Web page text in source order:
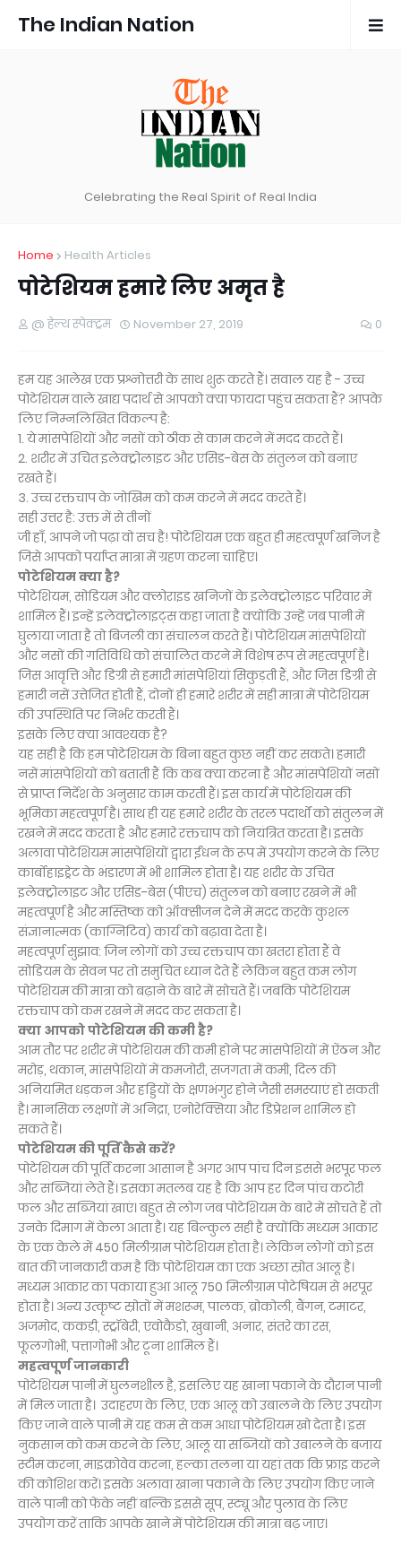
The Indian Nation
Celebrating the Real Spirit of Real India
Home Health Articles
पोटेशियम हमारे लिए अमृत है
@ हेल्थ स्पेक्ट्रम November 27, 2019 0
हम यह आलेख एक प्रश्नोत्तरी के साथ शुरू करते हैं। सवाल यह है - उच्च
पोटेशियम वाले खाद्य पदार्थ से आपको क्या फायदा पहुंच सकता हैं? आपके
लिए निम्नलिखित विकल्प है:
1. ये मांसपेशियों और नसों को ठीक से काम करने में मदद करते हैं।
2. शरीर में उचित इलेक्ट्रोलाइट और एसिड-बेस के संतुलन को बनाए
रखते हैं।
3. उच्च रक्तचाप के जोखिम को कम करने में मदद करते हैं।
सही उत्तर है: उक्त में से तीनों
जी हाँ, आपने जो पढ़ा वो सच है! पोटेशियम एक बहुत ही महत्वपूर्ण खनिज है
जिसे आपको पर्याप्त मात्रा में ग्रहण करना चाहिए।
पोटेशियम क्या है?
पोटेशियम, सोडियम और क्लोराइड खनिजों के इलेक्ट्रोलाइट परिवार में
शामिल हैं। इन्हें इलेक्ट्रोलाइट्स कहा जाता है क्योंकि उन्हें जब पानी में
घुलाया जाता है तो बिजली का संचालन करते हैं। पोटेशियम मांसपेशियों
और नसों की गतिविधि को संचालित करने में विशेष रूप से महत्वपूर्ण है।
जिस आवृत्ति और डिग्री से हमारी मांसपेशियां सिकुड़ती हैं, और जिस डिग्री से
हमारी नसें उत्तेजित होती हैं, दोनों ही हमारे शरीर में सही मात्रा में पोटेशियम
की उपस्थिति पर निर्भर करती हैं।
इसके लिए क्या आवश्यक है?
यह सही है कि हम पोटेशियम के बिना बहुत कुछ नहीं कर सकते। हमारी
नसें मांसपेशियों को बताती हैं कि कब क्या करना है और मांसपेशियों नसों
से प्राप्त निर्देश के अनुसार काम करती हैं। इस कार्य में पोटेशियम की
भूमिका महत्वपूर्ण है। साथ ही यह हमारे शरीर के तरल पदार्थों को संतुलन में
रखने में मदद करता है और हमारे रक्तचाप को नियंत्रित करता है। इसके
अलावा पोटेशियम मांसपेशियों द्वारा ईंधन के रूप में उपयोग करने के लिए
कार्बोहाइड्रेट के भंडारण में भी शामिल होता है। यह शरीर के उचित
इलेक्ट्रोलाइट और एसिड-बेस (पीएच) संतुलन को बनाए रखने में भी
महत्वपूर्ण है और मस्तिष्क को ऑक्सीजन देने में मदद करके कुशल
संज्ञानात्मक (काग्निटिव) कार्य को बढ़ावा देता है।
महत्वपूर्ण सुझाव: जिन लोगों को उच्च रक्तचाप का खतरा होता हैं वे
सोडियम के सेवन पर तो समुचित ध्यान देते हैं लेकिन बहुत कम लोग
पोटेशियम की मात्रा को बढ़ाने के बारे में सोचते हैं। जबकि पोटेशियम
रक्तचाप को कम रखने में मदद कर सकता है।
क्या आपको पोटेशियम की कमी है?
आम तौर पर शरीर में पोटेशियम की कमी होने पर मांसपेशियों में ऐंठन और
मरोड़, थकान, मांसपेशियों में कमजोरी, सजगता में कमी, दिल की
अनियमित धड़कन और हड्डियों के क्षणभंगुर होने जैसी समस्याएं हो सकती
है। मानसिक लक्षणों में अनिद्रा, एनोरेक्सिया और डिप्रेशन शामिल हो
सकते हैं।
पोटेशियम की पूर्ति कैसे करें?
पोटेशियम की पूर्ति करना आसान है अगर आप पांच दिन इससे भरपूर फल
और सब्जियां लेते हैं। इसका मतलब यह है कि आप हर दिन पांच कटोरी
फल और सब्जियां खाएं। बहुत से लोग जब पोटेशियम के बारे में सोचते हैं तो
उनके दिमाग में केला आता है। यह बिल्कुल सही है क्योंकि मध्यम आकार
के एक केले में 450 मिलीग्राम पोटेशियम होता है। लेकिन लोगों को इस
बात की जानकारी कम है कि पोटेशियम का एक अच्छा स्रोत आलू है।
मध्यम आकार का पकाया हुआ आलू 750 मिलीग्राम पोटेषियम से भरपूर
होता है। अन्य उत्कृष्ट स्रोतों में मशरूम, पालक, ब्रोकोली, बैंगन, टमाटर,
अजमोद, ककड़ी, स्ट्रॉबेरी, एवोकैडो, खुबानी, अनार, संतरे का रस,
फूलगोभी, पत्तागोभी और टूना शामिल हैं।
महत्वपूर्ण जानकारी
पोटेशियम पानी में घुलनशील है, इसलिए यह खाना पकाने के दौरान पानी
में मिल जाता है। उदाहरण के लिए, एक आलू को उबालने के लिए उपयोग
किए जाने वाले पानी में यह कम से कम आधा पोटेशियम खो देता है। इस
नुकसान को कम करने के लिए, आलू या सब्जियों को उबालने के बजाय
स्टीम करना, माइक्रोवेव करना, हल्का तलना या यहां तक कि फ्राइ करने
की कोशिश करें। इसके अलावा खाना पकाने के लिए उपयोग किए जाने
वाले पानी को फेंके नहीं बल्कि इससे सूप, स्ट्यू और पुलाव के लिए
उपयोग करें ताकि आपके खाने में पोटेशियम की मात्रा बढ़ जाए।